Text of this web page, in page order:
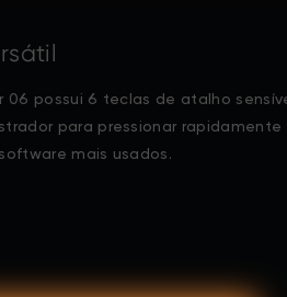
06 possui 6 teclas de atalho
para pressionar
mais usados.